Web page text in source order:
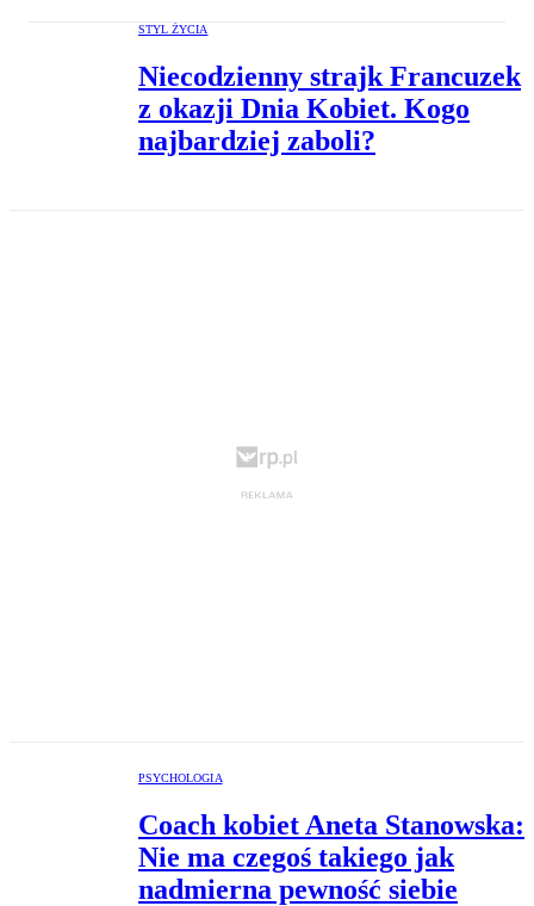
STYL ŻYCIA
Niecodzienny strajk Francuzek
z okazji Dnia Kobiet. Kogo
najbardziej zaboli?
PSYCHOLOGIA
Coach kobiet Aneta Stanowska:
Nie ma czegoś takiego jak
nadmierna pewność siebie